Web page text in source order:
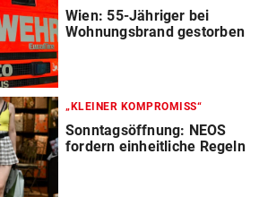
Wien: 55-Jähriger bei
Wohnungsbrand gestorben
„KLEINER KOMPROMISS“
Sonntagsöffnung: NEOS
fordern einheitliche Regeln